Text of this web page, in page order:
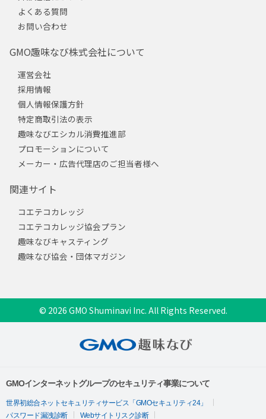
よくある質問
お問い合わせ
GMO趣味なび株式会社について
運営会社
採用情報
個人情報保護方針
特定商取引法の表示
趣味なびエシカル消費推進部
プロモーションについて
メーカー・広告代理店のご担当者様へ
関連サイト
コエテコカレッジ
コエテコカレッジ協会プラン
趣味なびキャスティング
趣味なび協会・団体マガジン
© 2026 GMO Shuminavi Inc. All Rights Reserved.